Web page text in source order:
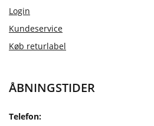
Login
Kundeservice
Køb returlabel
ÅBNINGSTIDER
Telefon: